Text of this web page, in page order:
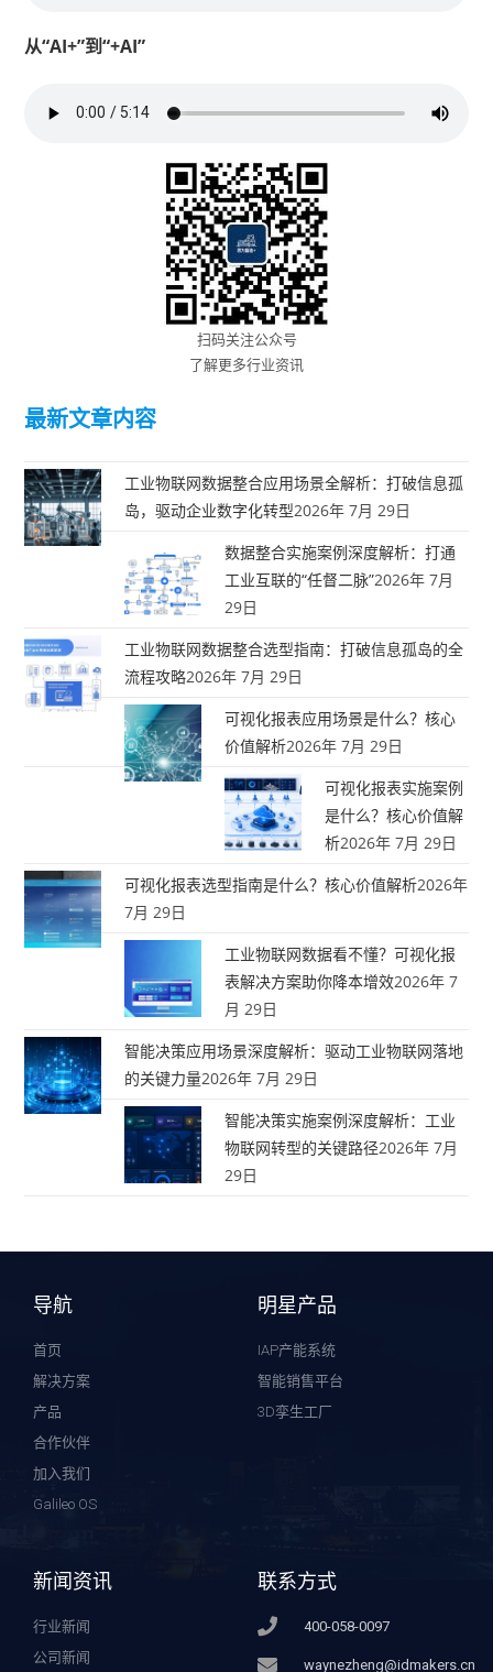
从“AI+”到“+AI”
扫码关注公众号
了解更多行业资讯
最新文章内容
工业物联网数据整合应用场景全解析：打破信息孤
岛，驱动企业数字化转型2026年 7月 29日
数据整合实施案例深度解析：打通
工业互联的“任督二脉”2026年 7月
29日
工业物联网数据整合选型指南：打破信息孤岛的全
流程攻略2026年 7月 29日
可视化报表应用场景是什么？核心
价值解析2026年 7月 29日
可视化报表实施案例
是什么？核心价值解
析2026年 7月 29日
可视化报表选型指南是什么？核心价值解析2026年
7月 29日
工业物联网数据看不懂？可视化报
表解决方案助你降本增效2026年 7
月 29日
智能决策应用场景深度解析：驱动工业物联网落地
的关键力量2026年 7月 29日
智能决策实施案例深度解析：工业
物联网转型的关键路径2026年 7月
29日
导航
首页
解决方案
产品
合作伙伴
加入我们
Galileo OS
明星产品
IAP产能系统
智能销售平台
3D孪生工厂
新闻资讯
行业新闻
公司新闻
联系方式
400-058-0097
waynezheng@idmakers.cn